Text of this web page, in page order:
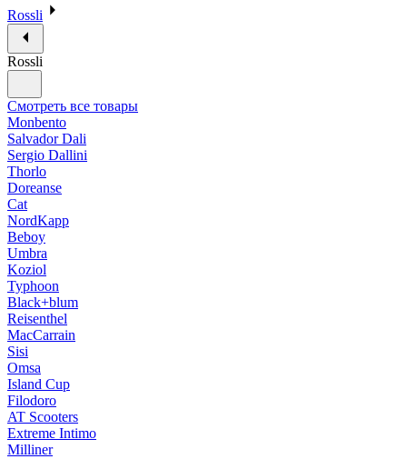
Rossli
Rossli
Смотреть все товары
Monbento
Salvador Dali
Sergio Dallini
Thorlo
Doreanse
Cat
NordKapp
Beboy
Umbra
Koziol
Typhoon
Black+blum
Reisenthel
MacCarrain
Sisi
Omsa
Island Cup
Filodoro
AT Scooters
Extreme Intimo
Milliner